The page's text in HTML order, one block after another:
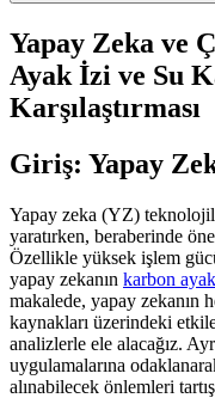
Yapay Zeka ve
Ayak İzi ve Su
Karşılaştırması
Giriş: Yapay
Yapay zeka (YZ)
yaratırken, beraberinde
Özellikle yüksek işlem
yapay zekanın karbon
makalede, yapay zekanın
kaynakları üzerindeki
analizlerle ele alacağız.
uygulamalarına
alınabilecek önlemleri